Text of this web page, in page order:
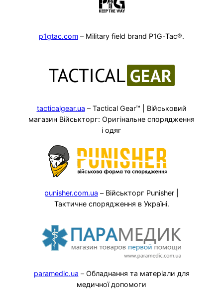
p1gtac.com – Military field brand P1G-Tac®.
tacticalgear.ua – Tactical Gear™ | Військовий
магазин Військторг: Оригінальне спорядження
і одяг
punisher.com.ua – Військторг Punisher |
Тактичне спорядження в Україні.
paramedic.ua – Обладнання та матеріали для
медичної допомоги